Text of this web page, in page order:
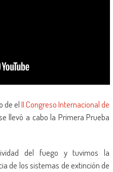
de elII Congreso Internacional de
llevó a cabo la Primera Prueba
del fuego y tuvimos la
de los sistemas de extinción de